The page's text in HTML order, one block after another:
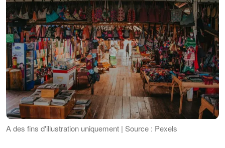
A des fins d'illustration uniquement | Source : Pexels